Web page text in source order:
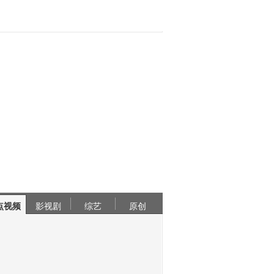
视频 影视剧 综艺 原创